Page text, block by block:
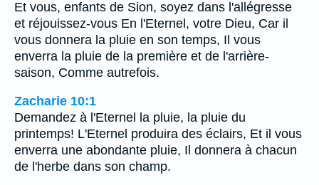
Et vous, enfants de Sion, soyez dans l'allégresse
et réjouissez-vous En l'Eternel, votre Dieu, Car il
vous donnera la pluie en son temps, Il vous
enverra la pluie de la première et de l'arrière-
saison, Comme autrefois.
Zacharie 10:1
Demandez à l'Eternel la pluie, la pluie du
printemps! L'Eternel produira des éclairs, Et il vous
enverra une abondante pluie, Il donnera à chacun
de l'herbe dans son champ.